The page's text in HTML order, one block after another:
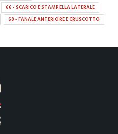
66 - SCARICO E STAMPELLA LATERALE
68 - FANALE ANTERIORE E CRUSCOTTO